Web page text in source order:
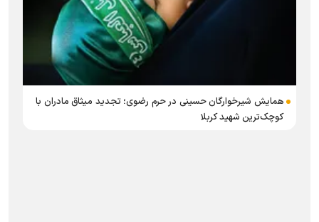
همایش شیرخوارگان حسینی در حرم رضوی؛ تجدید میثاق مادران با
کوچک‌ترین شهید کربلا